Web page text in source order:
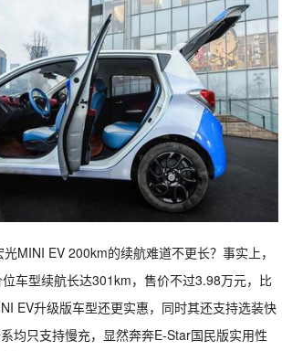
MINI EV 200km的续航难道不更长？事实上，
车型续航长达301km，售价不过3.98万元，比
EV升级版车型还更实惠，同时其还支持选装快
均只支持慢充，显然奔奔E-Star国民版实用性